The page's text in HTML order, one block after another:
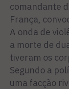
comandante
França,
A onda de
a morte de
tiveram os
Segundo a
uma facção